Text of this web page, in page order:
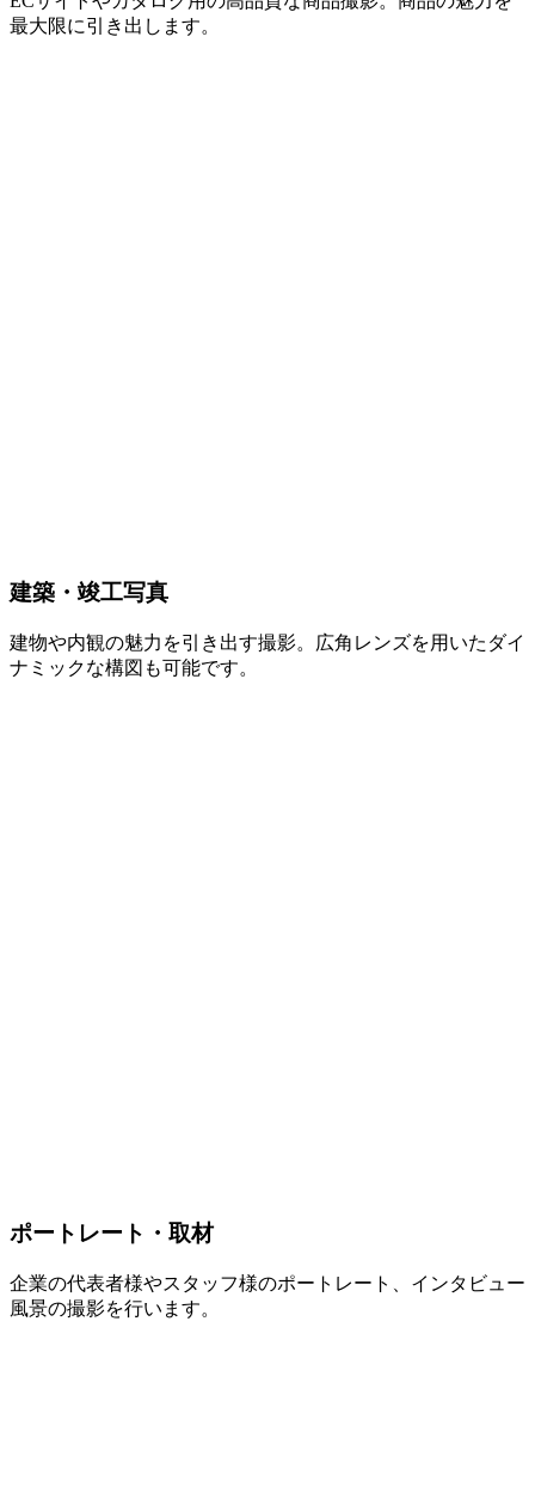
最大限に引き出します。
建築・竣工写真
建物や内観の魅力を引き出す撮影。広角レンズを用いたダイ
ナミックな構図も可能です。
ポートレート・取材
企業の代表者様やスタッフ様のポートレート、インタビュー
風景の撮影を行います。